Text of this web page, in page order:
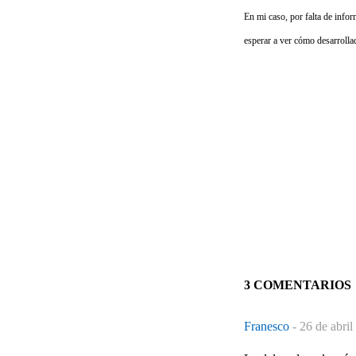
En mi caso, por falta de
esperar a ver cómo
3 COMENTARIOS
Franesco - 26 de